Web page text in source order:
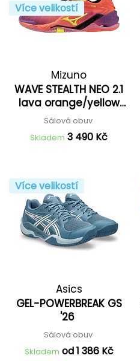
Více velikostí
Mizuno
WAVE STEALTH NEO 2.1
lava orange/yellow
jasper
Sálová obuv
Skladem 3 490 Kč
Více velikostí
Asics
GEL-POWERBREAK GS
'26
Sálová obuv
Skladem od 1 386 Kč